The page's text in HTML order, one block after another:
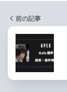
前の記事